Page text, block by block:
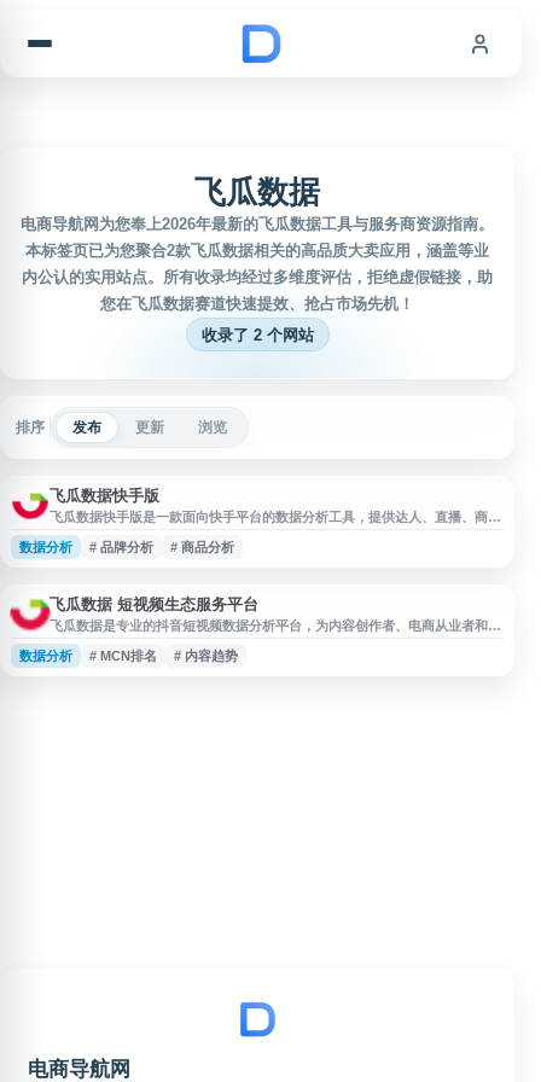
飞瓜数据
电商导航网为您奉上2026年最新的飞瓜数据工具与服务商资源指南。
本标签页已为您聚合2款飞瓜数据相关的高品质大卖应用，涵盖等业
内公认的实用站点。所有收录均经过多维度评估，拒绝虚假链接，助
您在飞瓜数据赛道快速提效、抢占市场先机！
收录了 2 个网站
排序 发布 更新 浏览
飞瓜数据快手版
飞瓜数据快手版是一款面向快手平台的数据分析工具，提供达人、直播、商
品、视频、排行榜等多维度数据查询与监测服务。用户可通过快手直播带货数
据、热门商品分析、账号数据监控和品牌分析等功能，辅助内容运营、账号涨
数据分析 # 品牌分析 # 商品分析
飞瓜数据 短视频生态服务平台
飞瓜数据是专业的抖音短视频数据分析平台，为内容创作者、电商从业者和
MCN机构提供全面的数据服务。平台实时追踪抖音达人、主播的带货销量数
据，监测直播间流量表现，提供商品销售排行、网红达人榜单、热门音乐及视
数据分析 # MCN排名 # 内容趋势
电商导航网